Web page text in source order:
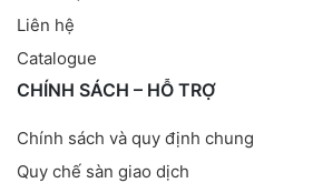
Liên hệ
Catalogue
CHÍNH SÁCH – HỖ TRỢ
Chính sách và quy định chung
Quy chế sàn giao dịch